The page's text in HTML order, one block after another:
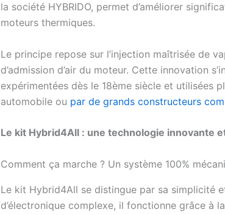
la société HYBRIDO, permet d’améliorer
moteurs thermiques.
Le principe repose sur l’injection maîtrisée de
d’admission d’air du moteur. Cette innovation
expérimentées dès le 18ème siècle et utilisées
automobile ou par de grands constructeurs
Le kit Hybrid4All : une technologie innovante
Comment ça marche ? Un système 100%
Le kit Hybrid4All se distingue par sa simplicité
d’électronique complexe, il fonctionne grâce à